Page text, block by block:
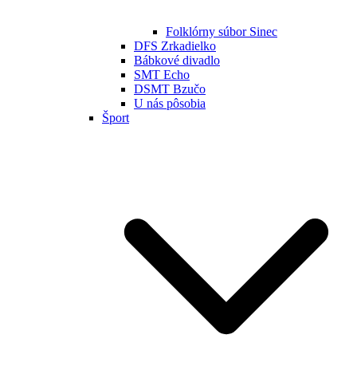
Folklórny súbor Sinec
DFS Zrkadielko
Bábkové divadlo
SMT Echo
DSMT Bzučo
U nás pôsobia
Šport